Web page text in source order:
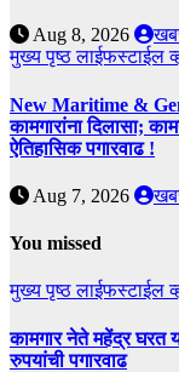
Aug 8, 2026
मुख्य पृष्ठलाईफस्टाईल
New Maritime &
कामगारांना दिलासा;
ऐतिहासिक पगारवाढ !
Aug 7, 2026
You missed
मुख्य पृष्ठलाईफस्टाईल
कामगार नेते महेंद्र घरत
रुपयांची पगारवाढ